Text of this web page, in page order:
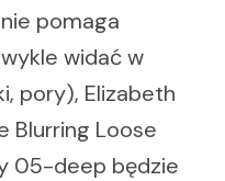
pomaga
widać w
pory), Elizabeth
Blurring Loose
05-deep będzie